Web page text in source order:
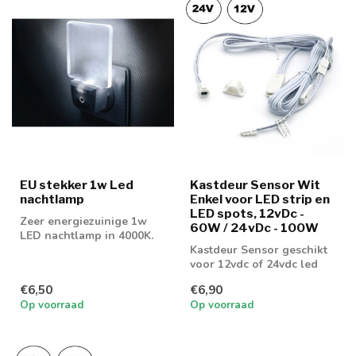
EU stekker 1w Led
nachtlamp
Zeer energiezuinige 1w
LED nachtlamp in 4000K.
€6,50
Op voorraad
Kastdeur Sensor Wit
Enkel voor LED strip en
LED spots, 12vDc -
60W / 24vDc - 100W
Kastdeur Sensor geschikt
voor 12vdc of 24vdc led
€6,90
Op voorraad